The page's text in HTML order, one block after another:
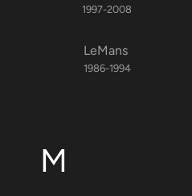
1997-2008
LeMans
1986-1994
M